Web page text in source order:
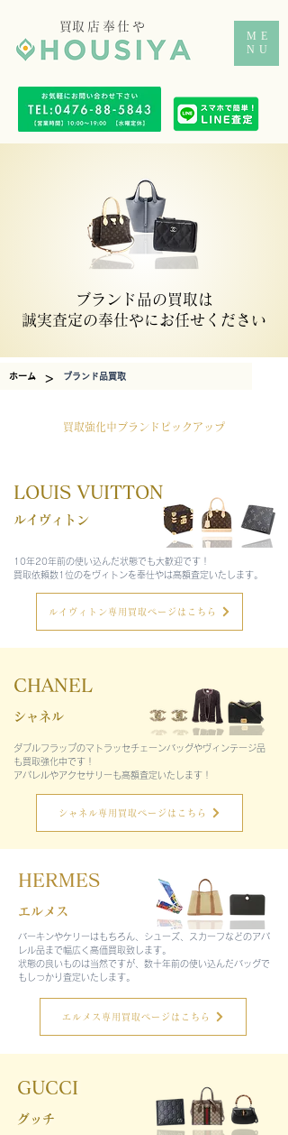
​買取店奉仕や
ME
NU
​ブランド品の買取は
​誠実査定の奉仕やにお任せください
ホーム > ブランド品買取
​買取強化中ブランドピックアップ
LOUIS VUITTON
​ルイヴィトン
10年20年前の使い込んだ状態でも大歓迎です！
​買取依頼数1位のをヴィトンを奉仕やは高額査定いたします。
ルイヴィトン専用買取ページはこちら
CHANEL
シャネル
ダブルフラップのマトラッセチェーンバッグやヴィンテージ品
も買取強化中です！
アパレルやアクセサリーも高額査定いたします！
シャネル専用買取ページはこちら
HERMES
エルメス
バーキンやケリーはもちろん、シューズ、スカーフなどのアパ
レル品まで幅広く高価買取致します。
状態の良いものは当然ですが、数十年前の使い込んだバッグで
もしっかり査定いたします。
エルメス専用買取ページはこちら
GUCCI
グッチ